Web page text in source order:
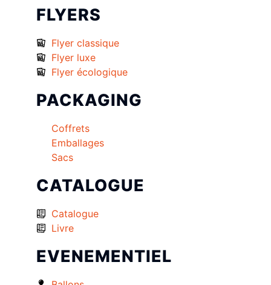
FLYERS
Flyer classique
Flyer luxe
Flyer écologique
PACKAGING
Coffrets
Emballages
Sacs
CATALOGUE
Catalogue
Livre
EVENEMENTIEL